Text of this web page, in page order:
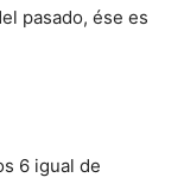
pasado, ése es
6 igual de